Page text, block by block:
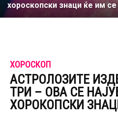
хороскопски знаци ќе им
ХОРОСКОП
АСТРОЛОЗИТЕ
ТРИ – ОВА СЕ
ХОРОКОПСКИ